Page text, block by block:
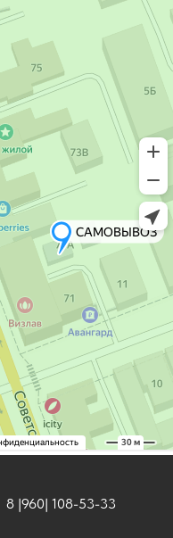
8 |960| 108-53-33